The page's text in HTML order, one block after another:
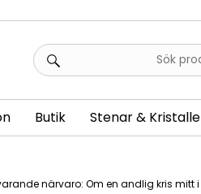
Sök
efter:
Butik Stenar &
närvaro: Om en andlig kris mitt i